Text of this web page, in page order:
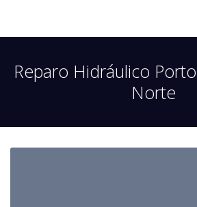
Reparo Hidráulico
Norte